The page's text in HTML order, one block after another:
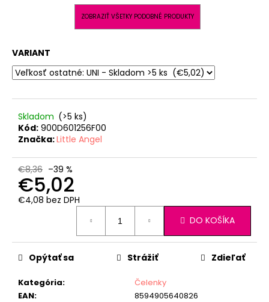
ZOBRAZIŤ VŠETKY PODOBNÉ PRODUKTY
VARIANT
Skladom (>5 ks)
Kód: 900D601256F00
Značka:Little Angel
€8,36 –39 %
€5,02
€4,08 bez DPH
DO KOŠÍKA
Kategória:
Čelenky
EAN:
8594905640826
Opýtať sa Strážiť Zdieľať